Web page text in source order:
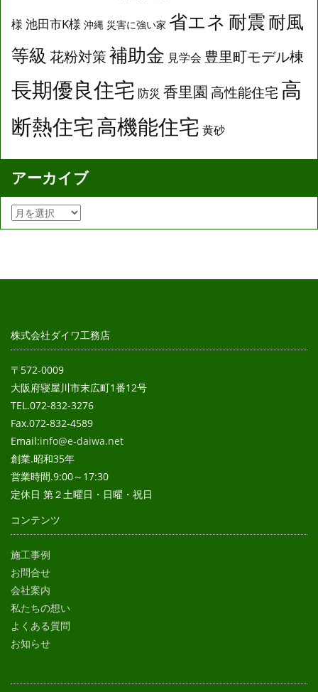
様 池田市K様 沖縄 災害に強い家 省エネ 耐震耐風
等級 花粉対策補助金 見学会 豊里町モデル棟
長期優良住宅 防災 香里園 高性能住宅 高
断熱住宅高機能住宅 黄砂
アーカイブ
株式会社ダイワ工務店
〒572-0009
大阪府寝屋川市末広町1番12号
TEL.072-832-3276
Fax.072-832-4589
Email:info@e-daiwa.net
創業.昭和35年
営業時間.9:00～17:30
定休日 第２土曜日・日曜・祝日
コンテンツ
施工事例
お問合せ
会社案内
私たちの想い
よくある質問
お知らせ